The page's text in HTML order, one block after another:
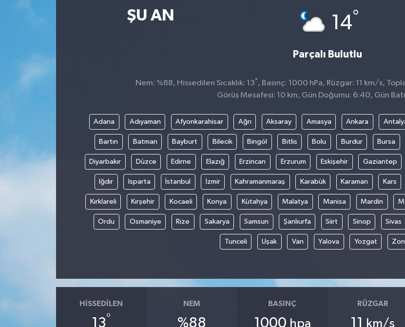
ŞU AN 14°
Parçalı Bulutlu
Nem: %88, Hissedilen Sıcaklık: 13° , Basınç: 1000 hPa, Rüzgar: 11 km/s,
Görüş Mesafesi: 10 km, Gün Doğumu: 6:40, Gün
Adana Adıyaman Afyonkarahisar Ağrı Aksaray Amasya Ankara
Bartın Batman Bayburt Bilecik Bingöl Bitlis Bolu Burdur Bursa
Diyarbakır Düzce Edirne Elazığ Erzincan Erzurum Eskişehir Gaziantep
Iğdır Isparta İstanbul İzmir Kahramanmaraş Karabük Karaman Kars
Kırklareli Kırşehir Kocaeli Konya Kütahya Malatya Manisa Mardin
Ordu Osmaniye Rize Sakarya Samsun Şanlıurfa Siirt Sinop Sivas
Tunceli Uşak Van Yalova Yozgat
HISSEDILEN
13°
NEM
%88
BASINÇ
1000 hpa
RÜZGAR
11 km/s